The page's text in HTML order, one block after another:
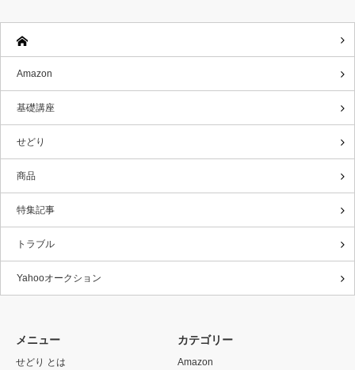
Amazon
基礎講座
せどり
商品
特集記事
トラブル
Yahooオークション
メニュー
せどり とは
カテゴリー
Amazon